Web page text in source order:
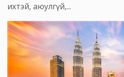
ихтэй, аюулгүй,...